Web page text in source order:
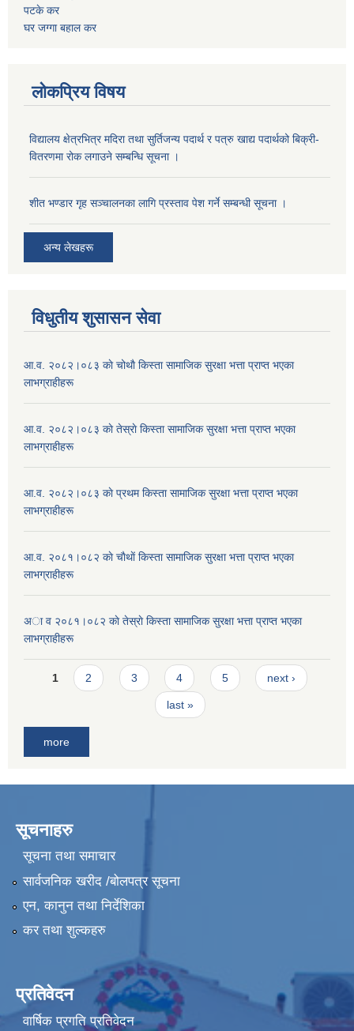
पटके कर
घर जग्गा बहाल कर
लोकप्रिय विषय
विद्यालय क्षेत्रभित्र मदिरा तथा सुर्तिजन्य पदार्थ र पत्रु खाद्य पदार्थको बिक्री-
वितरणमा रोक लगाउने सम्बन्धि सूचना ।
शीत भण्डार गृह सञ्चालनका लागि प्रस्ताव पेश गर्ने सम्बन्धी सूचना ।
अन्य लेखहरू
विधुतीय शुसासन सेवा
आ.व. २०८२।०८३ काे चोथाै‌ किस्ता सामाजिक सुरक्षा भत्ता प्राप्त भएका
लाभग्राहीहरू
आ.व. २०८२।०८३ काे तेस्राे किस्ता सामाजिक सुरक्षा भत्ता प्राप्त भएका
लाभग्राहीहरू
आ.व. २०८२।०८३ काे प्रथम किस्ता सामाजिक सुरक्षा भत्ता प्राप्त भएका
लाभग्राहीहरू
आ.व. २०८१।०८२ काे चाैथाें किस्ता सामाजिक सुरक्षा भत्ता प्राप्त भएका
लाभग्राहीहरू
अा व २०८१।०८२ काे तेस्राे किस्ता सामाजिक सुरक्षा भत्ता प्राप्त भएका
लाभग्राहीहरू
Pages
1 2 3 4 5 next ›
last »
more
सूचनाहरु
सूचना तथा समाचार
सार्वजनिक खरीद /बोलपत्र सूचना
एन, कानुन तथा निर्देशिका
कर तथा शुल्कहरु
प्रतिवेदन
वार्षिक प्रगति प्रतिवेदन